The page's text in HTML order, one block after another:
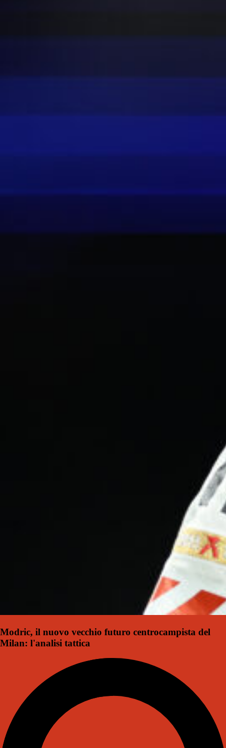
Modric, il nuovo vecchio futuro centrocampista del
Milan: l'analisi tattica